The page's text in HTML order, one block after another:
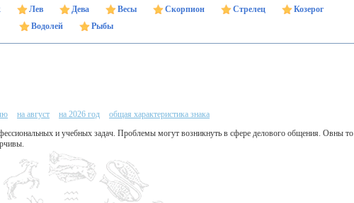
Лев Дева Весы Скорпион Стрелец
Козерог
Водолей
Рыбы
на август на 2026 год
общая характеристика знака
и учебных задач. Проблемы могут возникнуть в сфере делового общения. Овны то